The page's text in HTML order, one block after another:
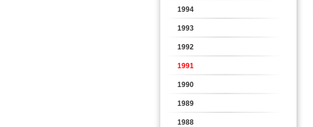
1994
1993
1992
1991
1990
1989
1988